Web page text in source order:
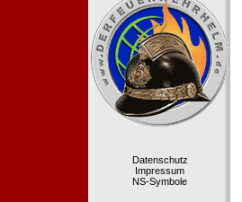
Datenschutz
Impressum
NS-Symbole